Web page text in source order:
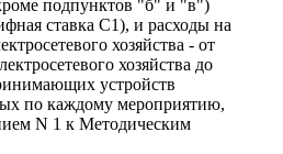
подпунктов "б" и "в")
ставка С1), и расходы на
хозяйства - от
хозяйства до
устройств
по каждому мероприятию,
N 1 к Методическим